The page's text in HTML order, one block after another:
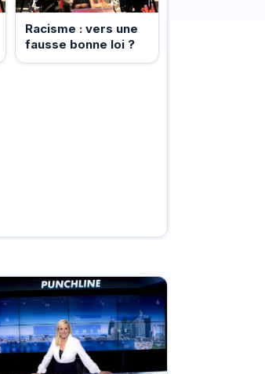
Racisme : vers une
fausse bonne loi ?